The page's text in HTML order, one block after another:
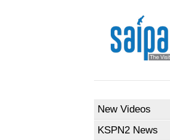
New Videos
KSPN2 News